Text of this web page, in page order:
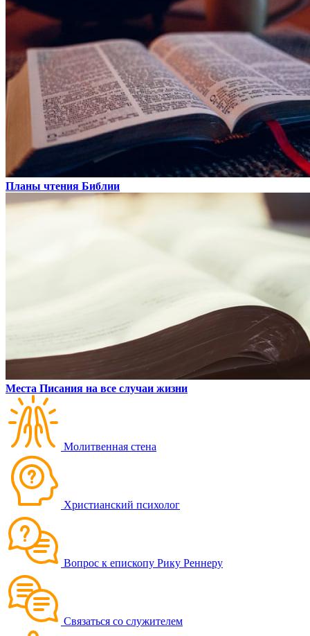
Планы чтения Библии
Места Писания на все случаи жизни
Молитвенная стена
Христианский психолог
Вопрос к епископу Рику Реннеру
Связаться со служителем